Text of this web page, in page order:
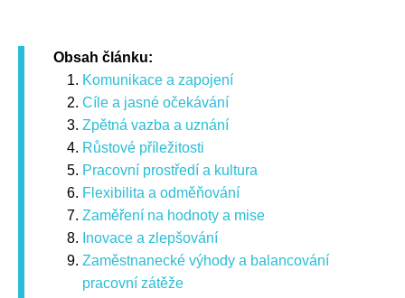
Obsah článku:
Komunikace a zapojení
Cíle a jasné očekávání
Zpětná vazba a uznání
Růstové příležitosti
Pracovní prostředí a kultura
Flexibilita a odměňování
Zaměření na hodnoty a mise
Inovace a zlepšování
Zaměstnanecké výhody a balancování
pracovní zátěže